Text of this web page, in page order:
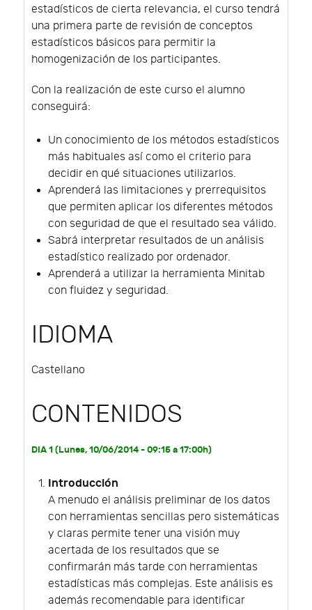
estadísticos de cierta relevancia, el curso tendrá
una primera parte de revisión de conceptos
estadísticos básicos para permitir la
homogenización de los participantes.
Con la realización de este curso el alumno
conseguirá:
Un conocimiento de los métodos estadísticos
más habituales así como el criterio para
decidir en qué situaciones utilizarlos.
Aprenderá las limitaciones y prerrequisitos
que permiten aplicar los diferentes métodos
con seguridad de que el resultado sea válido.
Sabrá interpretar resultados de un análisis
estadístico realizado por ordenador.
Aprenderá a utilizar la herramienta Minitab
con fluidez y seguridad.
IDIOMA
Castellano
CONTENIDOS
DIA 1 (Lunes, 10/06/2014 - 09:15 a 17:00h)
Introducción
A menudo el análisis preliminar de los datos
con herramientas sencillas pero sistemáticas
y claras permite tener una visión muy
acertada de los resultados que se
confirmarán más tarde con herramientas
estadísticas más complejas. Este análisis es
además recomendable para identificar